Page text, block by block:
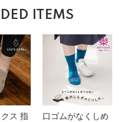
ITEMS
ス 指
口ゴムがなくしめ